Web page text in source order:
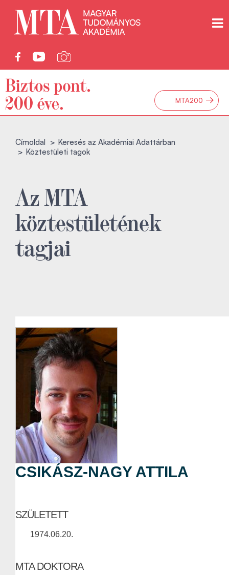
MTA200 →
Címoldal
Keresés az Akadémiai Adattárban
Köztestületi tagok
Az MTA
köztestületének
tagjai
CSIKÁSZ-NAGY ATTILA
SZÜLETETT
1974.06.20.
MTA DOKTORA